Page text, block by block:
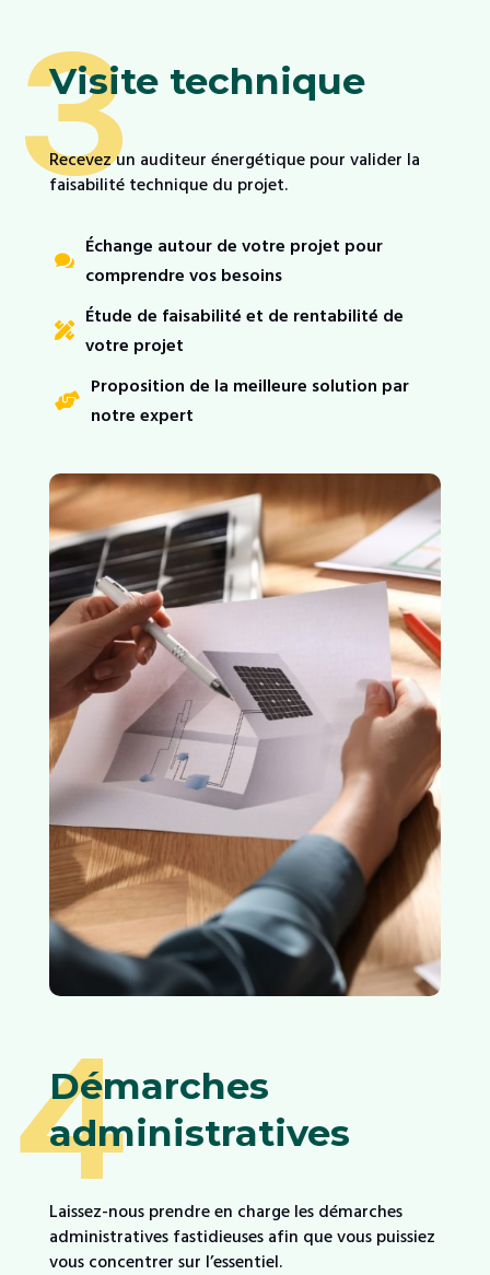
3
Visite technique
Recevez un auditeur énergétique pour valider la
faisabilité technique du projet.

Échange autour de votre projet pour
comprendre vos besoins

Étude de faisabilité et de rentabilité de
votre projet

Proposition de la meilleure solution par
notre expert
4
Démarches
administratives
Laissez-nous prendre en charge les démarches
administratives fastidieuses afin que vous puissiez
vous concentrer sur l’essentiel.